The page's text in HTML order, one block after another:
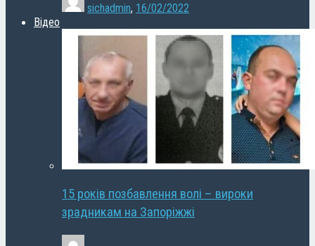
sichadmin, 16/02/2022
Відео
15 років позбавлення волі – вироки
зрадникам на Запоріжжі